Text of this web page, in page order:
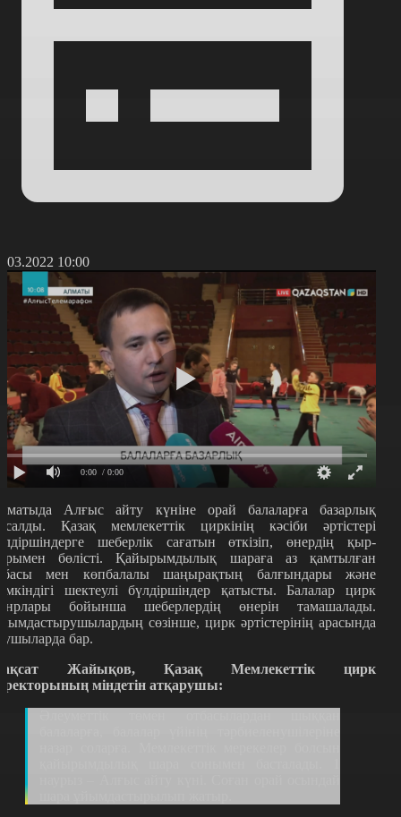
10:00
0:00 / 0:00
Алғыс айту күніне орай балаларға базарлық
Қазақ мемлекеттік циркінің кәсіби әртістері
шеберлік сағатын өткізіп, өнердің қыр-
бөлісті. Қайырымдылық шараға аз қамтылған
мен көпбалалы шаңырақтың балғындары және
шектеулі бүлдіршіндер қатысты. Балалар цирк
бойынша шеберлердің өнерін тамашалады.
сөзінше, цирк әртістерінің арасында
бар.
Жайықов, Қазақ Мемлекеттік цирк
міндетін атқарушы: